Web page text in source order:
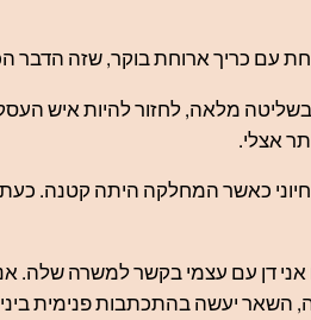
עם כריך ארוחת בוקר, שזה הדבר
מלאה, לחזור להיות איש
אצלי.
חיוני כאשר המחלקה היתה קטנה.
דן עם עצמי בקשר למשרה שלה.
השאר יעשה בהתכתבות פנימית